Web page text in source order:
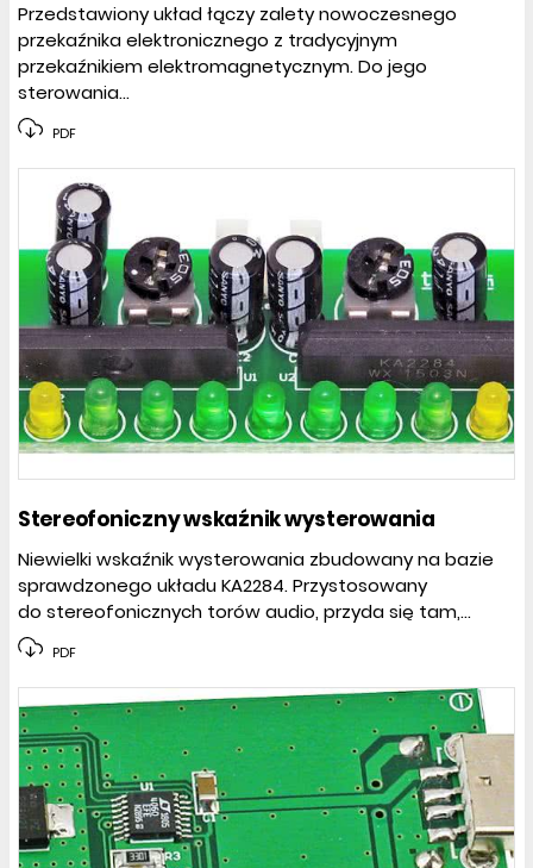
Przedstawiony układ łączy zalety nowoczesnego
przekaźnika elektronicznego z tradycyjnym
przekaźnikiem elektromagnetycznym. Do jego
sterowania...
PDF
Stereofoniczny wskaźnik wysterowania
Niewielki wskaźnik wysterowania zbudowany na bazie
sprawdzonego układu KA2284. Przystosowany
do stereofonicznych torów audio, przyda się tam,...
PDF